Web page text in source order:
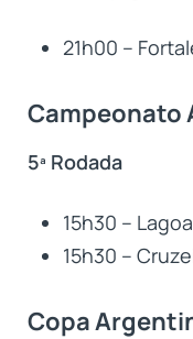
21h00 –
Campeonato
5ª Rodada
15h30 –
15h30 –
Copa